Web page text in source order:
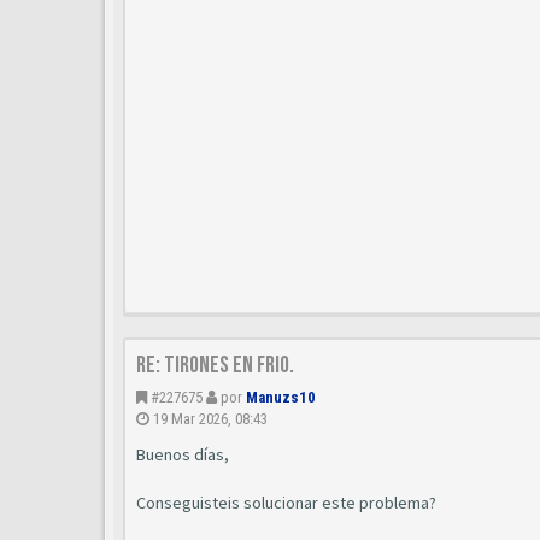
Re: Tirones en frio.
#227675 por Manuzs10
19 Mar 2026, 08:43
Buenos días,
Conseguisteis solucionar este problema?